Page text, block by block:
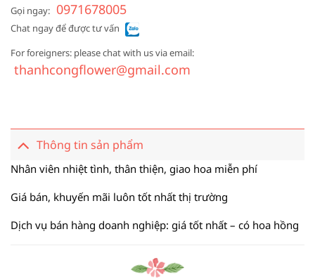
Gọi ngay: 0971678005
Chat ngay để được tư vấn
For foreigners: please chat with us via email:
thanhcongflower@gmail.com
Thông tin sản phẩm
Nhân viên nhiệt tình, thân thiện, giao hoa miễn phí
Giá bán, khuyến mãi luôn tốt nhất thị trường
Dịch vụ bán hàng doanh nghiệp: giá tốt nhất – có hoa hồng